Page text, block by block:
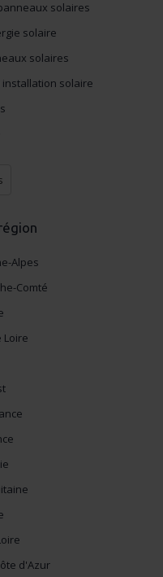
solaires
solaire
solaires
solaire
Alpes
Comté
Loire
d'Azur